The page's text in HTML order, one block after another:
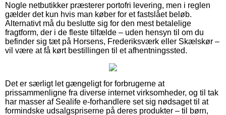
Nogle netbutikker præsterer portofri levering, men i reglen
gælder det kun hvis man køber for et fastslået beløb.
Alternativt må du beslutte sig for den mest betalelige
fragtform, der i de fleste tilfælde – uden hensyn til om du
befinder sig tæt på Horsens, Frederiksværk eller Skælskør –
vil være at få kørt bestillingen til et afhentningssted.
Det er særligt let gængeligt for forbrugerne at
prissammenligne fra diverse internet virksomheder, og til tak
har masser af Sealife e-forhandlere set sig nødsaget til at
formindske udsalgspriserne på deres produkter – til børn,